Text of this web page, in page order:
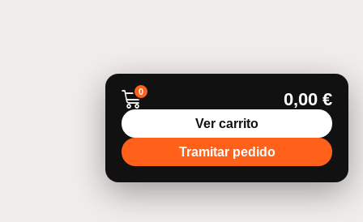
0 0,00 €
Ver carrito
Tramitar pedido